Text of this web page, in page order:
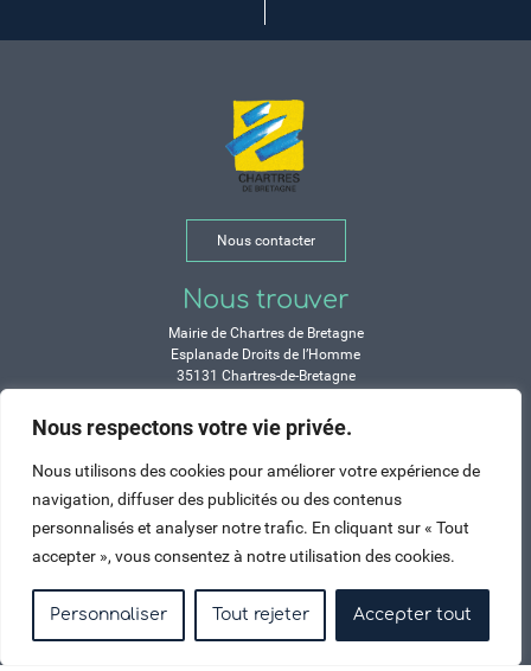
Nous respectons votre vie privée.
Nous utilisons des cookies pour améliorer votre expérience de
navigation, diffuser des publicités ou des contenus
personnalisés et analyser notre trafic. En cliquant sur « Tout
accepter », vous consentez à notre utilisation des cookies.
Personnaliser Tout rejeter Accepter tout
Nous contacter
Nous trouver
Mairie de Chartres de Bretagne
Esplanade Droits de l’Homme
35131 Chartres-de-Bretagne
Horaires
Durant les congés d’été :
de 9h à 12h et de 14h à 17h
Jeudi : de 9h à 12h et de 15h à 17h